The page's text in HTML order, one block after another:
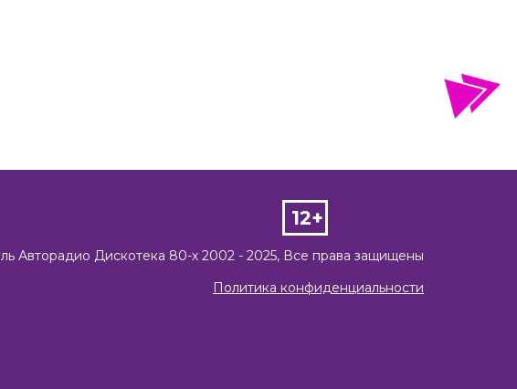
12+
Авторадио Дискотека 80-х 2002 - 2025, Все права защищены
Политика конфиденциальности